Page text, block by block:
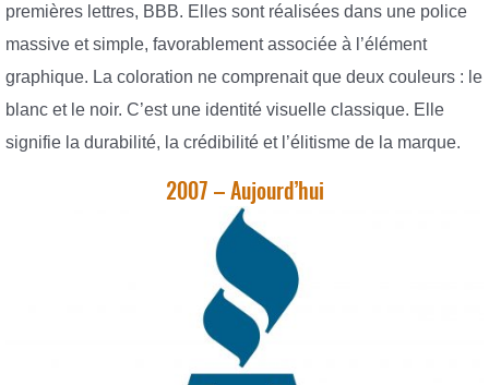
premières lettres, BBB. Elles sont réalisées dans une police
massive et simple, favorablement associée à l’élément
graphique. La coloration ne comprenait que deux couleurs : le
blanc et le noir. C’est une identité visuelle classique. Elle
signifie la durabilité, la crédibilité et l’élitisme de la marque.
2007 – Aujourd’hui